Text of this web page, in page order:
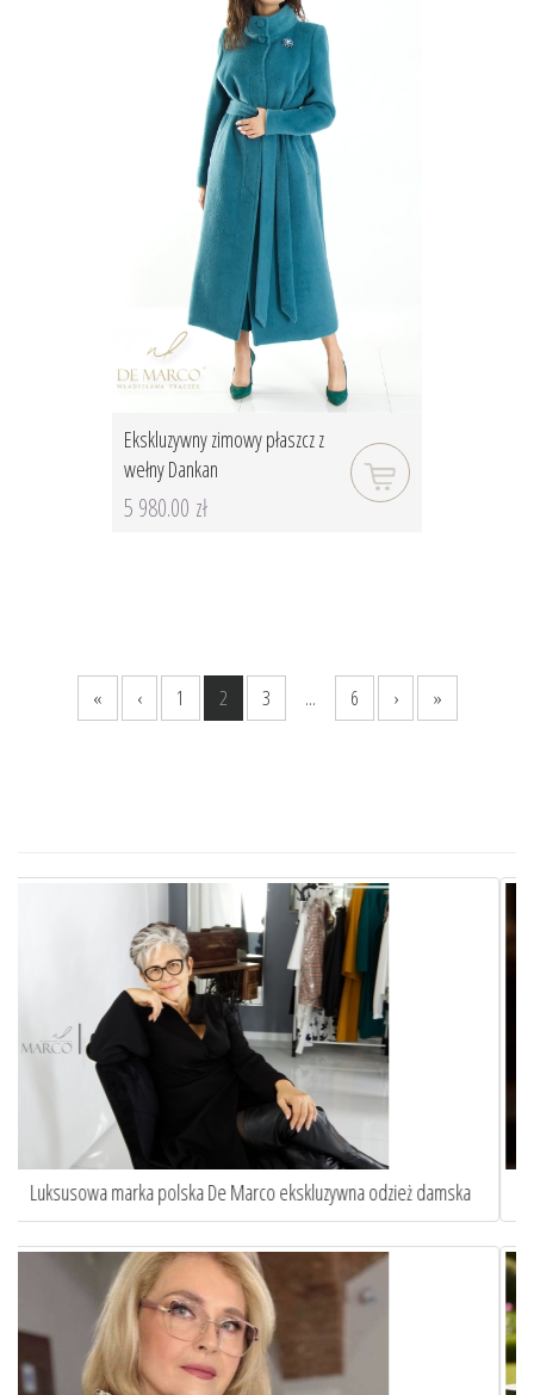
Ekskluzywny zimowy płaszcz z
wełny Dankan
5 980.00 zł
« ‹ 1 2 3 ... 6 › »
Sztuka idealnego dopasowania. Oto jak szycie na miarę ...